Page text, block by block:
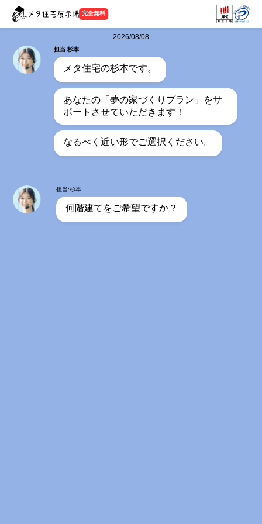
完全無料
2026/08/08
担当:杉本
メタ住宅の杉本です。
あなたの「夢の家づくりプラン」をサ
ポートさせていただきます！
なるべく近い形でご選択ください。
担当:杉本
何階建てをご希望ですか？